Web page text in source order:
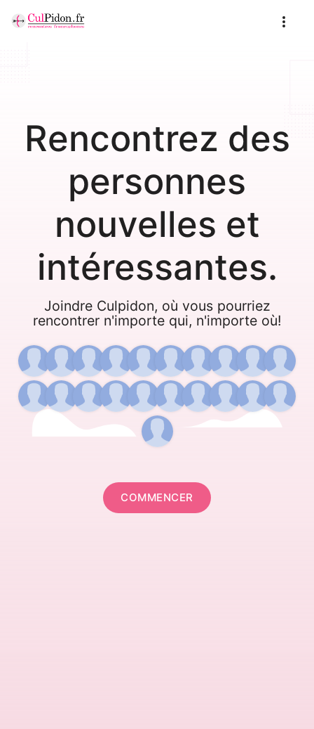
Rencontrez des
personnes
nouvelles et
intéressantes.
Joindre Culpidon, où vous pourriez
rencontrer n'importe qui, n'importe où!
COMMENCER